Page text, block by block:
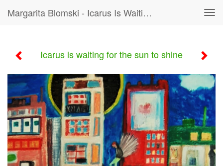
Margarita Blomski - Icarus Is Waiting For The Sun To Shine
Icarus is waiting for the sun to shine